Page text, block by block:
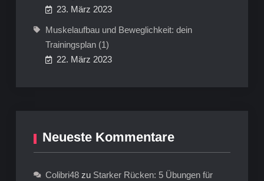
23. März 2023
Muskelaufbau und Beweglichkeit: dein
Trainingsplan (1)
22. März 2023
Neueste Kommentare
Colibri48zu Starker Rücken: 5 Übungen für